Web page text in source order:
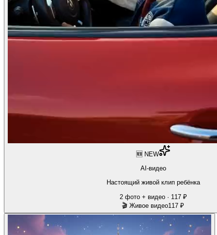
🆕 NEW
AI-видео
Настоящий живой клип ребёнка
2 фото + видео · 117 ₽
🎬 Живое видео117 ₽